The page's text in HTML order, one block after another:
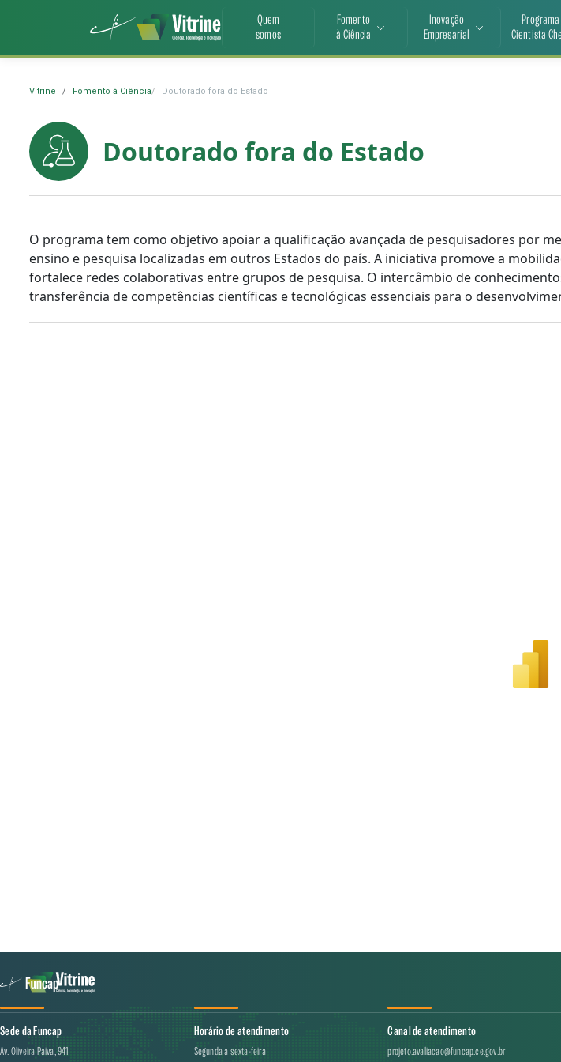
Quem
somos
Fomento
à Ciência
Inovação
Empresarial
Programa
Cientista
Vitrine Fomento à Ciência Doutorado fora do Estado
Doutorado fora do Estado
O programa tem como objetivo apoiar a qualificação avançada de pesquisadores por
ensino e pesquisa localizadas em outros Estados do país. A iniciativa promove a
fortalece redes colaborativas entre grupos de pesquisa. O intercâmbio de
transferência de competências científicas e tecnológicas essenciais para o
Sede da Funcap
Av. Oliveira Paiva, 941
Horário de atendimento
Segunda a sexta-feira
Canal de atendimento
projeto.avaliacao@funcap.ce.gov.br